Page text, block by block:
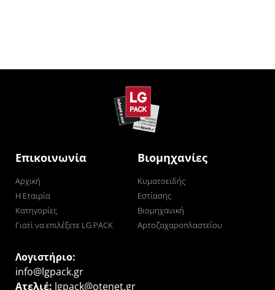
Επικοινωνία
Αρχική
Η Εταιρία
Κατηγορίες
Γιατί να επιλέξετε LG PACK
Βιομηχανίες
Κυματοειδής
Εστίασης
Βιομηχανική
Αρτοζαχαροπλαστείου
Λογιστήριο:
info@lgpack.gr
Ατελιέ: lgpack@otenet.gr